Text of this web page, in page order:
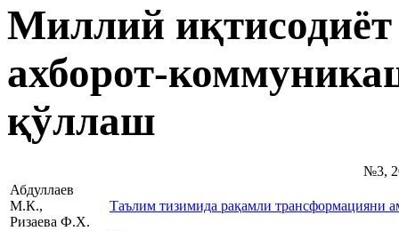
Миллий иқтисодиёт
ахборот-
қўллаш
№3,
Абдуллаев
М.К.,
Ризаева Ф.Х.
Таълим тизимида рақамли трансформацияни